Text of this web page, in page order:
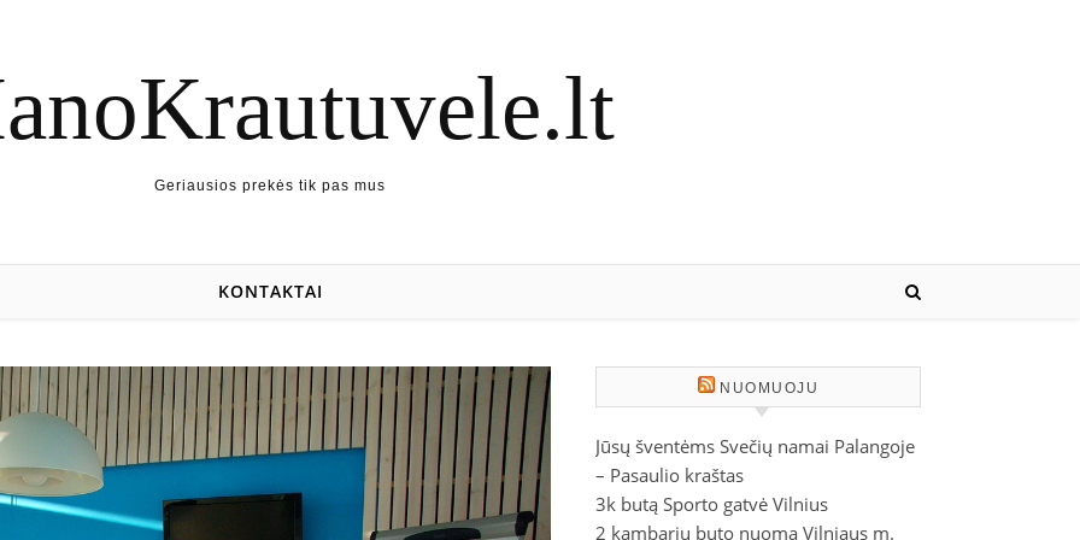
Geriausios prekės tik pas mus
KONTAKTAI
NUOMUOJU
Jūsų šventėms Svečių namai Palangoje
– Pasaulio kraštas
3k butą Sporto gatvė Vilnius
2 kambarių buto nuoma Vilniaus m.